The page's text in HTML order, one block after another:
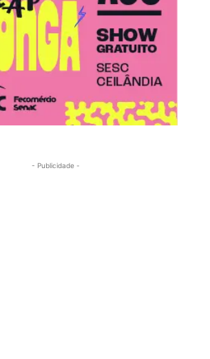
- Publicidade -